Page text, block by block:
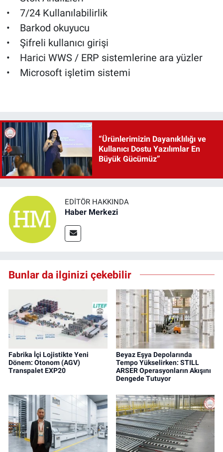
• 7/24 Kullanılabilirlik
• Barkod okuyucu
• Şifreli kullanıcı girişi
• Harici WWS / ERP sistemlerine ara yüzler
• Microsoft işletim sistemi
“Ürünlerimizin Dayanıklılığı ve
Kullanıcı Dostu Yazılımlar En
Büyük Gücümüz”
EDITÖR HAKKINDA
Haber Merkezi
Bunlar da ilginizi çekebilir
Fabrika İçi Lojistikte Yeni
Dönem: Otonom (AGV)
Transpalet EXP20
Beyaz Eşya Depolarında
Tempo Yükselirken: STILL
ARSER Operasyonların Akışını
Dengede Tutuyor